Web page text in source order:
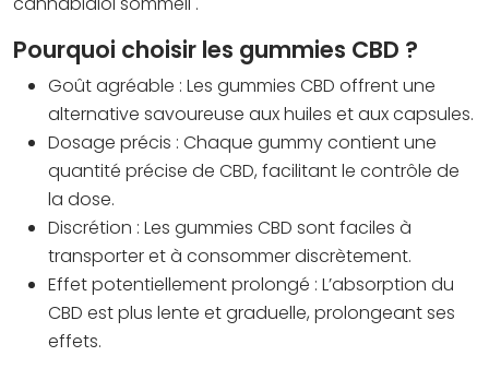
Pourquoi choisir les gummies CBD ?
Goût agréable : Les gummies CBD offrent une
alternative savoureuse aux huiles et aux capsules.
Dosage précis : Chaque gummy contient une
quantité précise de CBD, facilitant le contrôle de
la dose.
Discrétion : Les gummies CBD sont faciles à
transporter et à consommer discrètement.
Effet potentiellement prolongé : L’absorption du
CBD est plus lente et graduelle, prolongeant ses
effets.